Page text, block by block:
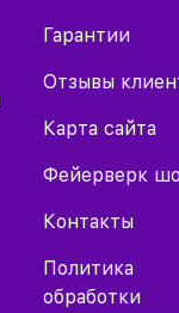
Гарантии
Отзывы
Карта сайта
Фейерверк
Контакты
Политика
обработки